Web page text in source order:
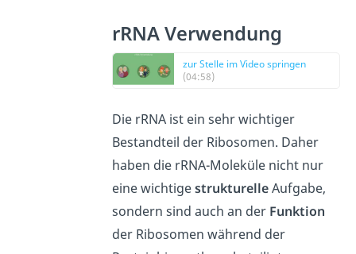
rRNA Verwendung
zur Stelle im Video springen
(04:58)
Die rRNA ist ein sehr wichtiger
Bestandteil der Ribosomen. Daher
haben die rRNA-Moleküle nicht nur
eine wichtigestrukturelleAufgabe,
sondern sind auch an der Funktion
der Ribosomen während der